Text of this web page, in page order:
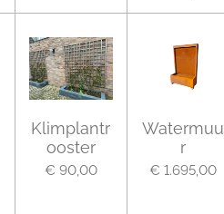
Klimplantr
ooster
€ 90,00
Watermuu
r
€ 1.695,00